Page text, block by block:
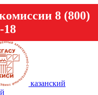
8 (800)
18
казанский